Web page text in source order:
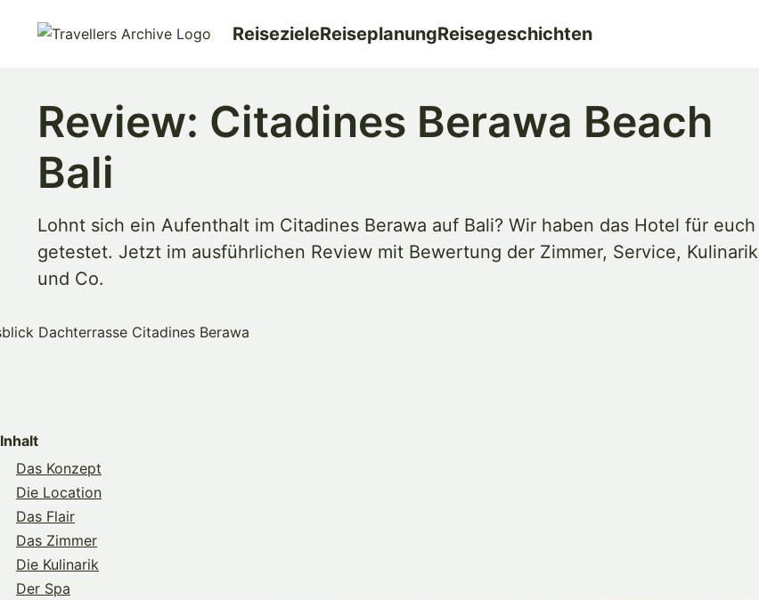
ReisezieleReiseplanungReisegeschichten
Review: Citadines Berawa Beach
Bali
Lohnt sich ein Aufenthalt im Citadines Berawa auf Bali? Wir haben das Hotel für euch
getestet. Jetzt im ausführlichen Review mit Bewertung der Zimmer, Service, Kulinarik
und Co.
Twitter
Inhalt
Das Konzept
Die Location
Das Flair
Das Zimmer
Die Kulinarik
Der Spa